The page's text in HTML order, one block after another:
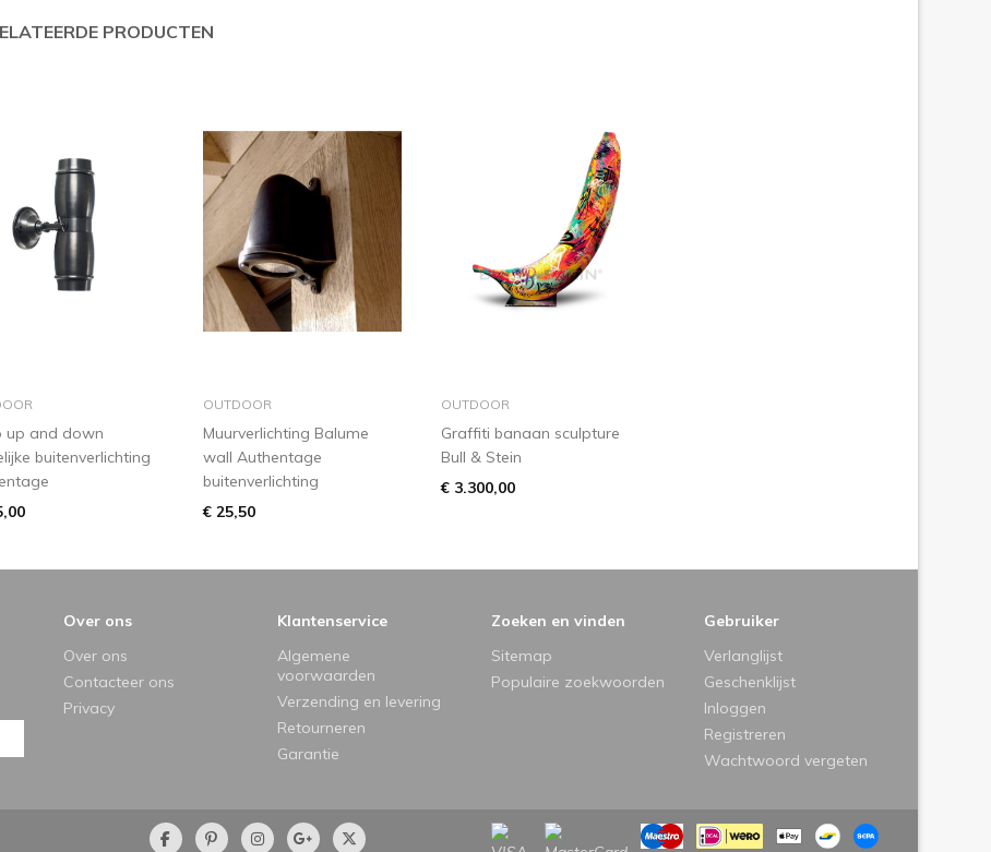
PRODUCTEN
in winkelmandje
up and down
buitenverlichting
in winkelmandje
OUTDOOR
Muurverlichting Balume
wall Authentage
buitenverlichting
€ 25,50
in winkelmandje
OUTDOOR
Graffiti banaan sculpture
Bull & Stein
€ 3.300,00
Over ons
Over ons
Contacteer ons
Privacy
Klantenservice
Algemene
voorwaarden
Verzending en levering
Retourneren
Garantie
Zoeken en vinden
Sitemap
Populaire zoekwoorden
Gebruiker
Verlanglijst
Geschenklijst
Inloggen
Registreren
Wachtwoord vergeten